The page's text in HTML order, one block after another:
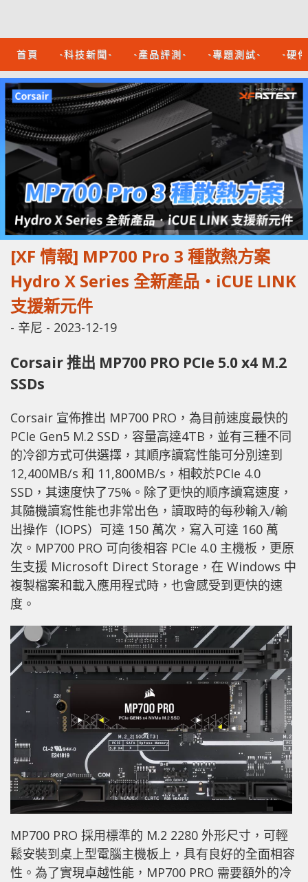
首頁 -科技新聞- -產品評測- -專題測試- -硬
[XF 情報] MP700 Pro 3 種散熱方案
Hydro X Series 全新產品‧iCUE LINK
支援新元件
- 辛尼 - 2023-12-19
Corsair 推出 MP700 PRO PCIe 5.0 x4 M.2
SSDs
Corsair 宣佈推出 MP700 PRO，為目前速度最快的
PCIe Gen5 M.2 SSD，容量高達4TB，並有三種不同
的冷卻方式可供選擇，其順序讀寫性能可分別達到
12,400MB/s 和 11,800MB/s，相較於PCIe 4.0
SSD，其速度快了75%。除了更快的順序讀寫速度，
其隨機讀寫性能也非常出色，讀取時的每秒輸入/輸
出操作（IOPS）可達 150 萬次，寫入可達 160 萬
次。MP700 PRO 可向後相容 PCIe 4.0 主機板，更原
生支援 Microsoft Direct Storage，在 Windows 中
複製檔案和載入應用程式時，也會感受到更快的速
度。
MP700 PRO 採用標準的 M.2 2280 外形尺寸，可輕
鬆安裝到桌上型電腦主機板上，具有良好的全面相容
性。為了實現卓越性能，MP700 PRO 需要額外的冷